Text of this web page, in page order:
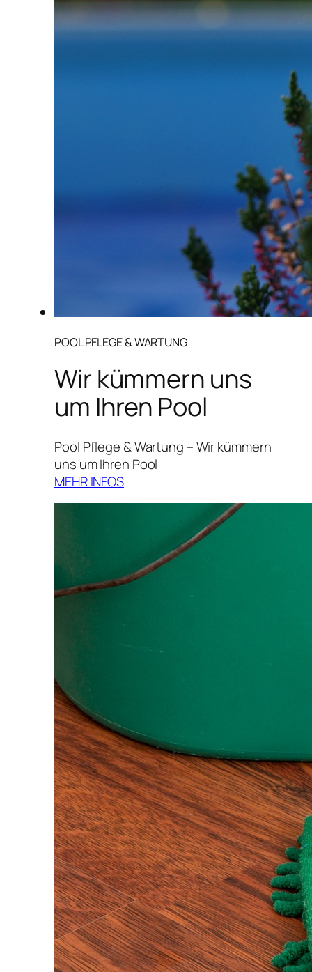
POOL PFLEGE & WARTUNG
Wir kümmern uns
um Ihren Pool
Pool Pflege & Wartung – Wir kümmern
uns um Ihren Pool
MEHR INFOS